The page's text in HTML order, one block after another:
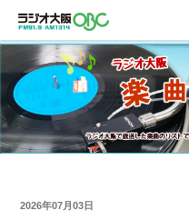
2026年07月03日